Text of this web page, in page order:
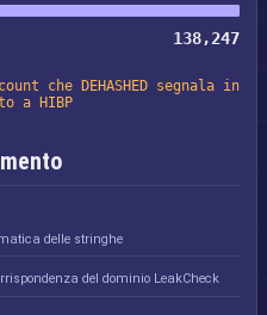
138,247
che DEHASHED segnala in
a HIBP
delle stringhe
del dominio LeakCheck